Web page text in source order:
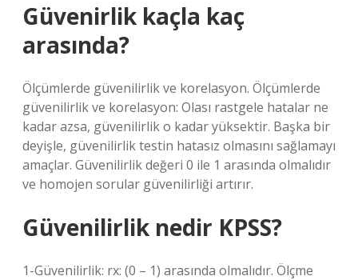
Güvenirlik kaçla kaç
arasında?
Ölçümlerde güvenilirlik ve korelasyon. Ölçümlerde
güvenilirlik ve korelasyon: Olası rastgele hatalar ne
kadar azsa, güvenilirlik o kadar yüksektir. Başka bir
deyişle, güvenilirlik testin hatasız olmasını sağlamayı
amaçlar. Güvenilirlik değeri 0 ile 1 arasında olmalıdır
ve homojen sorular güvenilirliği artırır.
Güvenilirlik nedir KPSS?
1-Güvenilirlik: rx: (0 – 1) arasında olmalıdır. Ölçme